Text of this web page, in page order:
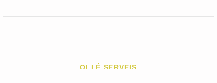
OLLÉ SERVEIS